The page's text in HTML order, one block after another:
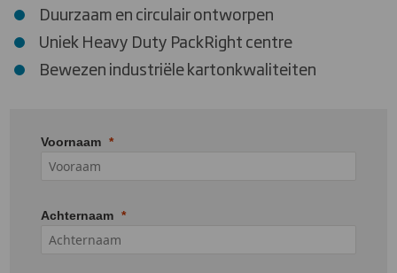
Duurzaam en circulair ontworpen
Uniek Heavy Duty PackRight centre
Bewezen industriële kartonkwaliteiten
Voornaam
Achternaam